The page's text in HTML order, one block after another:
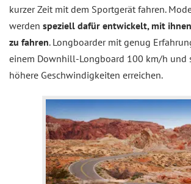
kurzer Zeit mit dem Sportgerät fahren.
werden speziell dafür entwickelt, mit
zu fahren. Longboarder mit genug
einem Downhill-Longboard 100 km/h und
höhere Geschwindigkeiten erreichen.